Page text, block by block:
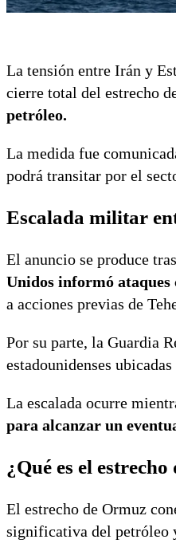
La tensión entre Irán y
cierre total del estrecho
petróleo.
La medida fue
podrá transitar por el
Escalada militar
El anuncio se produce
Unidos informó
a acciones previas de
Por su parte, la Guardia
estadounidenses
La escalada ocurre
para alcanzar un
¿Qué es el
El estrecho de Ormuz
significativa del petróleo